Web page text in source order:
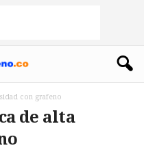
con grafeno
de alta